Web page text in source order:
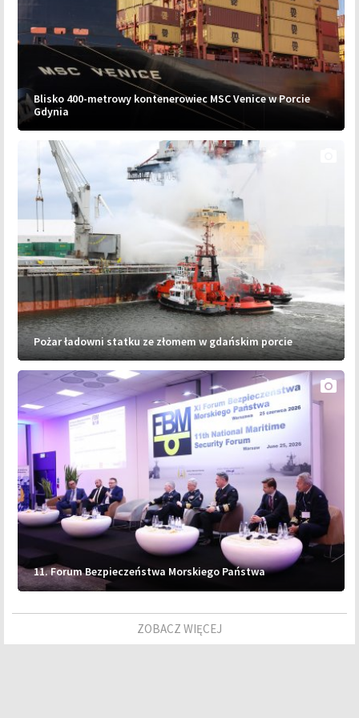
Blisko 400-metrowy kontenerowiec MSC Venice w Porcie
Gdynia
Pożar ładowni statku ze złomem w gdańskim porcie
photo_camera
11. Forum Bezpieczeństwa Morskiego Państwa
ZOBACZ WIĘCEJ